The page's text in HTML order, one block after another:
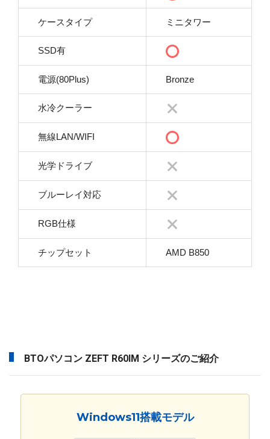
ケースタイプ ミニタワー
SSD有
電源(80Plus) Bronze
水冷クーラー
無線LAN/WIFI
光学ドライブ
ブルーレイ対応
RGB仕様
チップセット AMD B850
BTOパソコン ZEFT R60IM シリーズのご紹介
Windows11搭載モデル